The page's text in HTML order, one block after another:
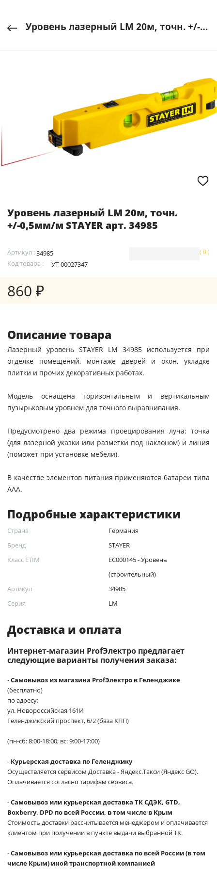
Уровень лазерный LM 20м, точн. +/-0,5мм/м STAYER арт. 34985
Уровень лазерный LM 20м, точн.
+/-0,5мм/м STAYER арт. 34985
Артикул :34985
Код товара :
УТ-00027347
( 0 )
860 ₽
Описание товара
Лазерный уровень STAYER LM 34985 используется при
отделке помещений, монтаже дверей и окон, укладке
плитки и прочих декоративных работах.
Модель оснащена горизонтальным и вертикальным
пузырьковым уровнем для точного выравнивания.
Предусмотрено два режима проецирования луча: точка
(для лазерной указки или разметки под наклоном) и линия
(поможет при установке мебели).
В качестве элементов питания применяются батареи типа
ААА.
Подробные характеристики
Страна
Германия
Бренд
STAYER
Класс ETIM
EC000145 - Уровень
(строительный)
Артикул
34985
Серия
LM
Доставка и оплата
Интернет-магазин ProfЭлектро предлагает
следующие варианты получения заказа:
-Самовывоз из магазина ProfЭлектро в Геленджике
(бесплатно)
по адресу:
ул. Новороссийская 161И
Геленджикский проспект, 6/2 (база КПП)
(пн-сб: 8:00-18:00; вс: 9:00-17:00)
- Курьерская доставка по Геленджику
Осуществляется сервисом Доставка - Яндекс.Такси (Яндекс GO).
Оплачивается согласно тарифам сервиса.
-Самовывоз или курьерская доставка ТК СДЭК, GTD,
Boxberry, DPD по всей России, в том числе в Крым
Стоимость доставки рассчитывается менеджером и оплачивается
клиентом при получении в пункте выдачи выбранной ТК.
-Самовывоз или курьерская доставка по всей России (в том
числе Крым) иной транспортной компанией